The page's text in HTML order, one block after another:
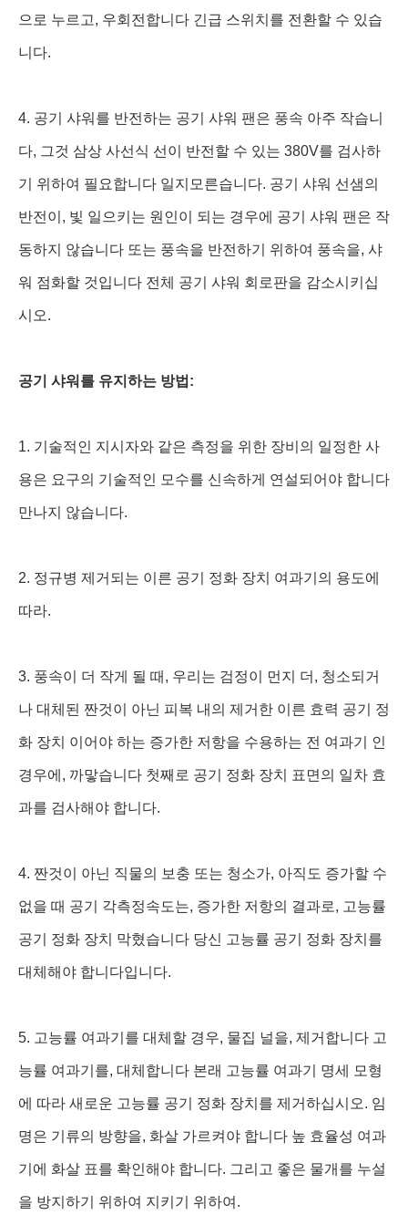
으로 누르고, 우회전합니다 긴급 스위치를 전환할 수 있습
니다.
4. 공기 샤워를 반전하는 공기 샤워 팬은 풍속 아주 작습니
다, 그것 삼상 사선식 선이 반전할 수 있는 380V를 검사하
기 위하여 필요합니다 일지모른습니다. 공기 샤워 선샘의
반전이, 빛 일으키는 원인이 되는 경우에 공기 샤워 팬은 작
동하지 않습니다 또는 풍속을 반전하기 위하여 풍속을, 샤
워 점화할 것입니다 전체 공기 샤워 회로판을 감소시키십
시오.
공기 샤워를 유지하는 방법:
1. 기술적인 지시자와 같은 측정을 위한 장비의 일정한 사
용은 요구의 기술적인 모수를 신속하게 연설되어야 합니다
만나지 않습니다.
2. 정규병 제거되는 이른 공기 정화 장치 여과기의 용도에
따라.
3. 풍속이 더 작게 될 때, 우리는 검정이 먼지 더, 청소되거
나 대체된 짠것이 아닌 피복 내의 제거한 이른 효력 공기 정
화 장치 이어야 하는 증가한 저항을 수용하는 전 여과기 인
경우에, 까맣습니다 첫째로 공기 정화 장치 표면의 일차 효
과를 검사해야 합니다.
4. 짠것이 아닌 직물의 보충 또는 청소가, 아직도 증가할 수
없을 때 공기 각측정속도는, 증가한 저항의 결과로, 고능률
공기 정화 장치 막혔습니다 당신 고능률 공기 정화 장치를
대체해야 합니다입니다.
5. 고능률 여과기를 대체할 경우, 물집 널을, 제거합니다 고
능률 여과기를, 대체합니다 본래 고능률 여과기 명세 모형
에 따라 새로운 고능률 공기 정화 장치를 제거하십시오. 임
명은 기류의 방향을, 화살 가르켜야 합니다 높 효율성 여과
기에 화살 표를 확인해야 합니다. 그리고 좋은 물개를 누설
을 방지하기 위하여 지키기 위하여.